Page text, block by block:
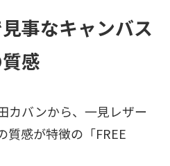
事なキャンバス
感
カバンから、一見レザー
質感が特徴の「FREE